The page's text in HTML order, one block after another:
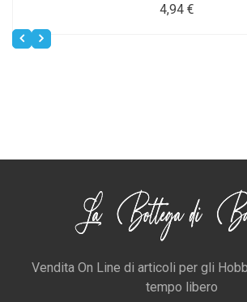
4,94 €
Vendita On Line di articoli per gli
tempo libero